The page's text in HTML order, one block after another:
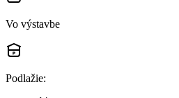
Vo výstavbe
Podlažie: